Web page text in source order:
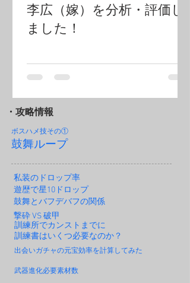
李広（嫁）を分析・評価し
ました！
・攻略情報
ボスハメ技その①
鼓舞ループ
私装のドロップ率
遊歴で星10ドロップ
鼓舞とバフデバフの関係
訓練所でカンストまでに
訓練書はいくつ必要なのか？
出会いガチャの元宝効率を計算してみた
武器進化必要素材数
撃砕 VS 破甲